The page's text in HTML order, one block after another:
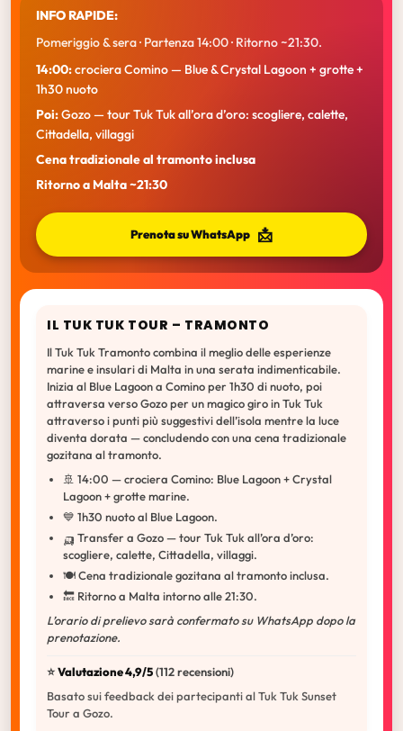
INFO RAPIDE:
Pomeriggio & sera · Partenza 14:00 · Ritorno ~21:30.
14:00:crociera Comino — Blue & Crystal Lagoon + grotte +
1h30 nuoto
Poi:Gozo — tour Tuk Tuk all’ora d’oro: scogliere, calette,
Cittadella, villaggi
Cena tradizionale al tramonto inclusa
Ritorno a Malta ~21:30
Prenota su WhatsApp 📩
IL TUK TUK TOUR – TRAMONTO
Il Tuk Tuk Tramonto combina il meglio delle esperienze
marine e insulari di Malta in una serata indimenticabile.
Inizia al Blue Lagoon a Comino per 1h30 di nuoto, poi
attraversa verso Gozo per un magico giro in Tuk Tuk
attraverso i punti più suggestivi dell’isola mentre la luce
diventa dorata — concludendo con una cena tradizionale
gozitana al tramonto.
🚢 14:00 — crociera Comino: Blue Lagoon + Crystal
Lagoon + grotte marine.
💙 1h30 nuoto al Blue Lagoon.
🛺 Transfer a Gozo — tour Tuk Tuk all’ora d’oro:
scogliere, calette, Cittadella, villaggi.
🍽️ Cena tradizionale gozitana al tramonto inclusa.
🔙 Ritorno a Malta intorno alle 21:30.
L’orario di prelievo sarà confermato su WhatsApp dopo la
prenotazione.
⭐️Valutazione 4,9/5(112 recensioni)
Basato sui feedback dei partecipanti al Tuk Tuk Sunset
Tour a Gozo.